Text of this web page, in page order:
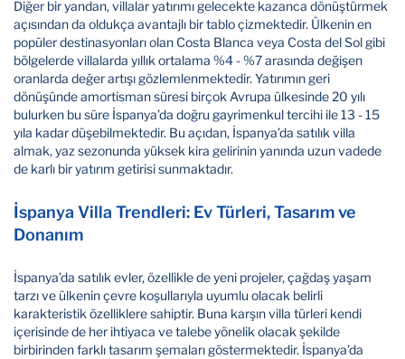
Diğer bir yandan, villalar yatırımı gelecekte kazanca dönüştürmek
açısından da oldukça avantajlı bir tablo çizmektedir. Ülkenin en
popüler destinasyonları olan Costa Blanca veya Costa del Sol gibi
bölgelerde villalarda yıllık ortalama %4 - %7 arasında değişen
oranlarda değer artışı gözlemlenmektedir. Yatırımın geri
dönüşünde amortisman süresi birçok Avrupa ülkesinde 20 yılı
bulurken bu süre İspanya’da doğru gayrimenkul tercihi ile 13 - 15
yıla kadar düşebilmektedir. Bu açıdan, İspanya’da satılık villa
almak, yaz sezonunda yüksek kira gelirinin yanında uzun vadede
de karlı bir yatırım getirisi sunmaktadır.
İspanya Villa Trendleri: Ev Türleri, Tasarım ve
Donanım
İspanya’da satılık evler, özellikle de yeni projeler, çağdaş yaşam
tarzı ve ülkenin çevre koşullarıyla uyumlu olacak belirli
karakteristik özelliklere sahiptir. Buna karşın villa türleri kendi
içerisinde de her ihtiyaca ve talebe yönelik olacak şekilde
birbirinden farklı tasarım şemaları göstermektedir. İspanya’da